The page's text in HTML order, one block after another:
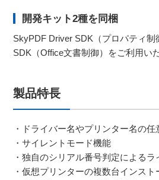
開発キット2種を同梱
SkyPDF Driver SDK（プロパティ制
SDK（Office文書制御）をご利用い
製品特長
・ドライバー名やプリンター名の任
・サイレントモード機能
・独自のシリアル番号判定によるラ
・仮想プリンターの複数台インスト